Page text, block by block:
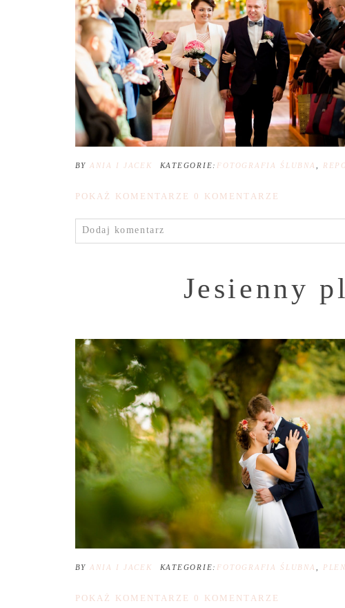
BY ANIA I JACEK KATEGORIE: FOTOGRAFIA ŚLUBNA
POKAŻ KOMENTARZE 0 KOMENTARZE
Dodaj komentarz
Jesienny
BY ANIA I JACEK KATEGORIE: FOTOGRAFIA ŚLUBNA
POKAŻ KOMENTARZE 0 KOMENTARZE